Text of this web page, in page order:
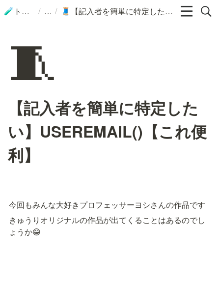
🧪 トップ / / 🧵 【記入者を簡単に特定したい】USEREMAIL()【これ便利】
🧵
【記入者を簡単に特定した
い】USEREMAIL()【これ便
利】
今回もみんな大好きプロフェッサーヨシさんの作品です
きゅうりオリジナルの作品が出てくることはあるのでし
ょうか😁